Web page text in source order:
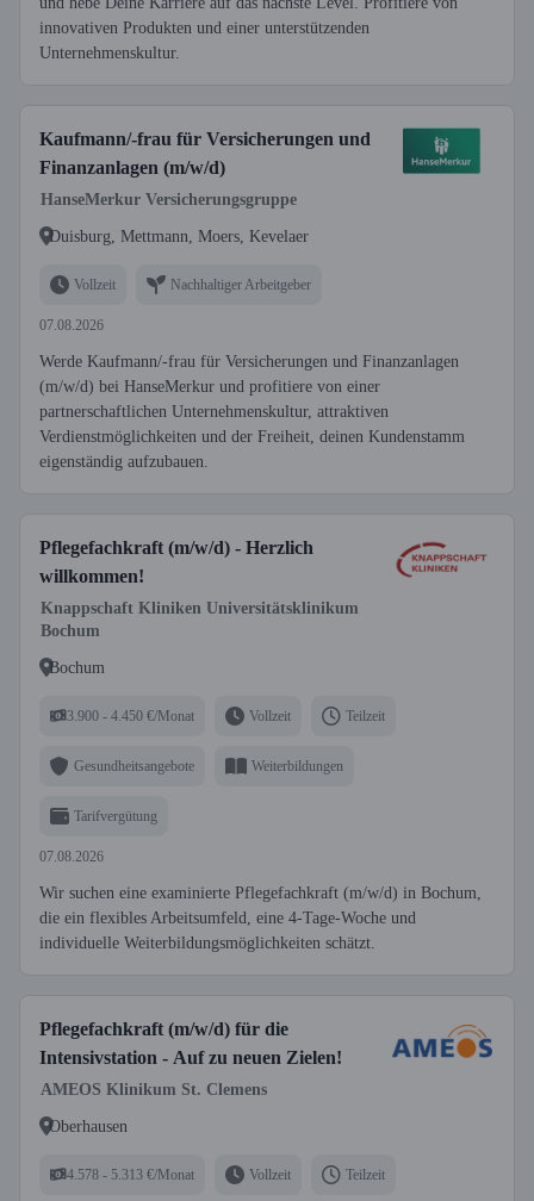
innovativen Produkten und einer unterstützenden
Unternehmenskultur.
Kaufmann/-frau für Versicherungen und
Finanzanlagen (m/w/d)
HanseMerkur Versicherungsgruppe
Duisburg, Mettmann, Moers, Kevelaer
Vollzeit Nachhaltiger Arbeitgeber
07.08.2026
Werde Kaufmann/-frau für Versicherungen und Finanzanlagen
(m/w/d) bei HanseMerkur und profitiere von einer
partnerschaftlichen Unternehmenskultur, attraktiven
Verdienstmöglichkeiten und der Freiheit, deinen Kundenstamm
eigenständig aufzubauen.
Pflegefachkraft (m/w/d) - Herzlich
willkommen!
Knappschaft Kliniken Universitätsklinikum
Bochum
Bochum
3.900 - 4.450 €/Monat Vollzeit Teilzeit
Gesundheitsangebote Weiterbildungen
Tarifvergütung
07.08.2026
Wir suchen eine examinierte Pflegefachkraft (m/w/d) in Bochum,
die ein flexibles Arbeitsumfeld, eine 4-Tage-Woche und
individuelle Weiterbildungsmöglichkeiten schätzt.
Pflegefachkraft (m/w/d) für die
Intensivstation - Auf zu neuen Zielen!
AMEOS Klinikum St. Clemens
Oberhausen
4.578 - 5.313 €/Monat Vollzeit Teilzeit